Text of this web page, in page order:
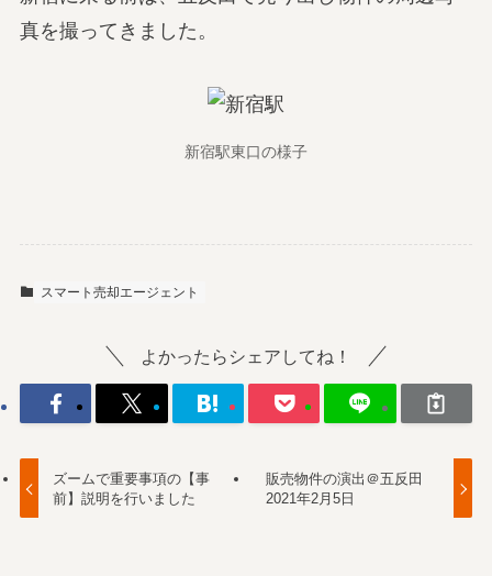
真を撮ってきました。
新宿駅東口の様子
スマート売却エージェント
よかったらシェアしてね！
ズームで重要事項の【事
前】説明を行いました
販売物件の演出＠五反田
2021年2月5日